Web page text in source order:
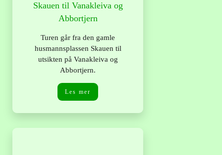
Skauen til Vanakleiva og
Abbortjern
Turen går fra den gamle
husmannsplassen Skauen til
utsikten på Vanakleiva og
Abbortjern.
Les mer